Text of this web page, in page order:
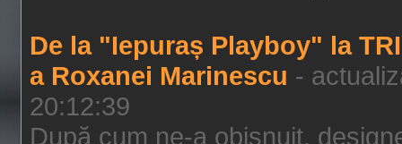
De la "Iepuraș Playboy" la
a Roxanei Marinescu -
20:12:39
După cum ne-a obişnuit,